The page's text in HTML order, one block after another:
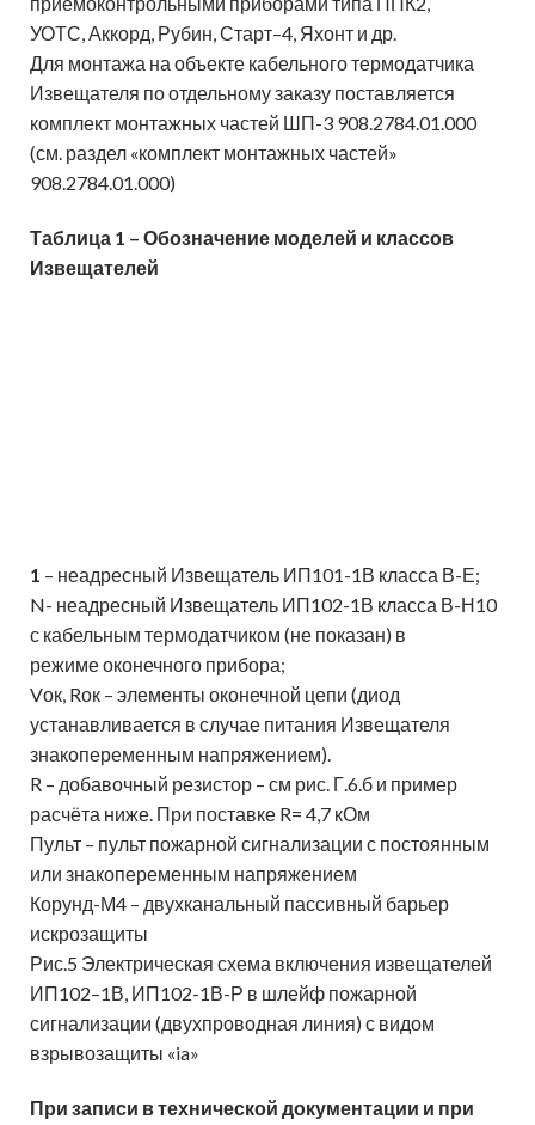
УОТС, Аккорд, Рубин, Старт–4, Яхонт и др.
Для монтажа на объекте кабельного термодатчика
Извещателя по отдельному заказу поставляется
комплект монтажных частей ШП-3 908.2784.01.000
(см. раздел «комплект монтажных частей»
908.2784.01.000)
Таблица 1 – Обозначение моделей и классов
Извещателей
1 – неадресный Извещатель ИП101-1В класса В-Е;
N- неадресный Извещатель ИП102-1В класса В-Н10
с кабельным термодатчиком (не показан) в
режиме оконечного прибора;
Vок, Rок – элементы оконечной цепи (диод
устанавливается в случае питания Извещателя
знакопеременным напряжением).
R – добавочный резистор – см рис. Г.6.б и пример
расчёта ниже. При поставке R= 4,7 кОм
Пульт – пульт пожарной сигнализации с постоянным
или знакопеременным напряжением
Корунд-М4 – двухканальный пассивный барьер
искрозащиты
Рис.5 Электрическая схема включения извещателей
ИП102–1В, ИП102-1В-Р в шлейф пожарной
сигнализации (двухпроводная линия) с видом
взрывозащиты «ia»
При записи в технической документации и при